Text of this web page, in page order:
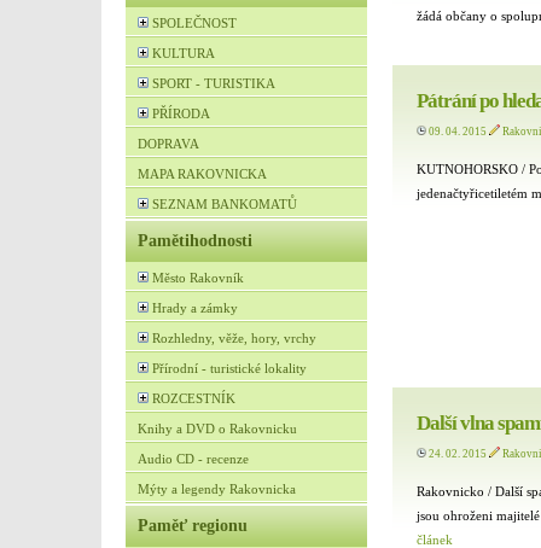
SPOLEČNOST
KULTURA
SPORT - TURISTIKA
PŘÍRODA
DOPRAVA
MAPA RAKOVNICKA
SEZNAM BANKOMATŮ
Pamětihodnosti
Město Rakovník
Hrady a zámky
Rozhledny, věže, hory, vrchy
Přírodní - turistické lokality
ROZCESTNÍK
Knihy a DVD o Rakovnicku
Audio CD - recenze
Mýty a legendy Rakovnicka
Paměť regionu
žádá občany o
Pátrání po
09. 04. 2015
KUTNOHORSKO /
jedenačtyřicetiletém
Další vlna
24. 02. 2015
Rakovnicko / Další
jsou ohroženi
článek